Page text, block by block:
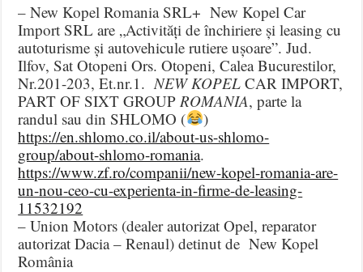
– New Kopel Romania SRL+ New Kopel Car
Import SRL are „Activități de închiriere și leasing cu
autoturisme și autovehicule rutiere ușoare”. Jud.
Ilfov, Sat Otopeni Ors. Otopeni, Calea Bucurestilor,
Nr.201-203, Et.nr.1. NEW KOPEL CAR IMPORT,
PART OF SIXT GROUP ROMANIA, parte la
randul sau din SHLOMO (
)
https://en.shlomo.co.il/about-us-shlomo-
group/about-shlomo-romania.
https://www.zf.ro/companii/new-kopel-romania-are-
un-nou-ceo-cu-experienta-in-firme-de-leasing-
11532192
– Union Motors (dealer autorizat Opel, reparator
autorizat Dacia – Renaul) detinut de New Kopel
România